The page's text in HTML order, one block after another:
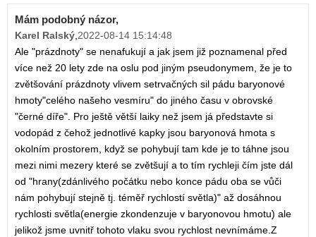
Mám podobný názor,
Karel Ralský,2022-08-14 15:14:48
Ale "prázdnoty" se nenafukují a jak jsem již poznamenal před
více než 20 lety zde na oslu pod jiným pseudonymem, že je to
zvětšování prázdnoty vlivem setrvačných sil pádu baryonové
hmoty"celého našeho vesmíru" do jiného času v obrovské
"černé díře". Pro ještě větší laiky než jsem já představte si
vodopád z čehož jednotlivé kapky jsou baryonová hmota s
okolním prostorem, když se pohybují tam kde je to táhne jsou
mezi nimi mezery které se zvětšují a to tím rychleji čím jste dál
od "hrany(zdánlivého počátku nebo konce pádu oba se vůči
nám pohybují stejně tj. téměř rychlostí světla)" až dosáhnou
rychlosti světla(energie zkondenzuje v baryonovou hmotu) ale
jelikož jsme uvnitř tohoto vlaku svou rychlost nevnímáme.Z